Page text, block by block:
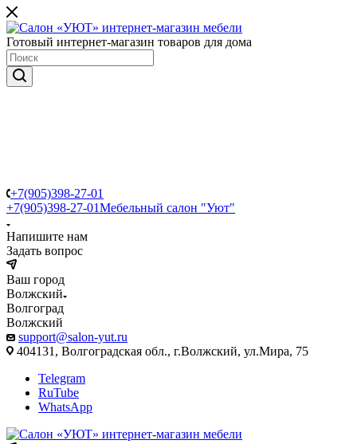
Готовый интернет-магазин товаров для дома
+7(905)398-27-01
+7(905)398-27-01Мебельный салон "Уют"
Напишите нам
Задать вопрос
Ваш город
Волжский
Волгоград
Волжский
support@salon-yut.ru
404131, Волгоградская обл., г.Волжский, ул.Мира, 75
Telegram
RuTube
WhatsApp